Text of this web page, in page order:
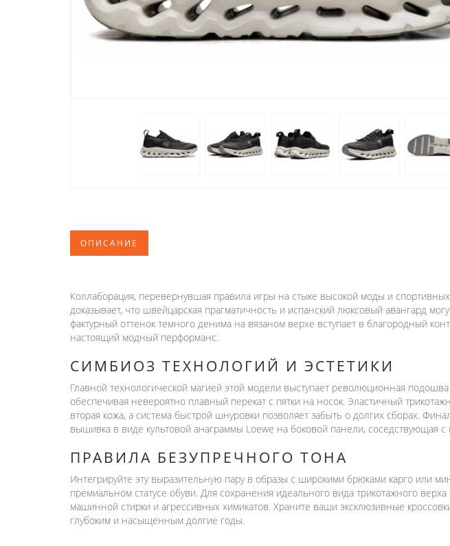
ОПИСАНИЕ
Коллаборация, перевернувшая правила игры на стыке высокой моды и
доказывает, что швейцарская прагматичность и испанский люксовый авангард
фактурный оттенок темного денима на вязаном верхе вступает в благородный
настоящий модный перформанс.
СИМБИОЗ ТЕХНОЛОГИЙ И ЭСТЕТИКИ
Главной технологической магией этой модели выступает революционная подошва
обеспечивая невероятно плавный перекат с пятки на носок. Эластичный
вторая кожа, а система быстрой шнуровки позволяет забыть о долгих сборах.
вышивка в виде культовой анаграммы Loewe на боковой панели, соседствующая
ПРАВИЛА БЕЗУПРЕЧНОГО ТОНА
Интегрируйте эту выразительную пару в образы с широкими брюками карго
премиальном статусе обуви. Для сохранения идеального вида трикотажного
машинной стирки и агрессивных химикатов. Храните ваши эксклюзивные
глубоким и насыщенным долгие годы.